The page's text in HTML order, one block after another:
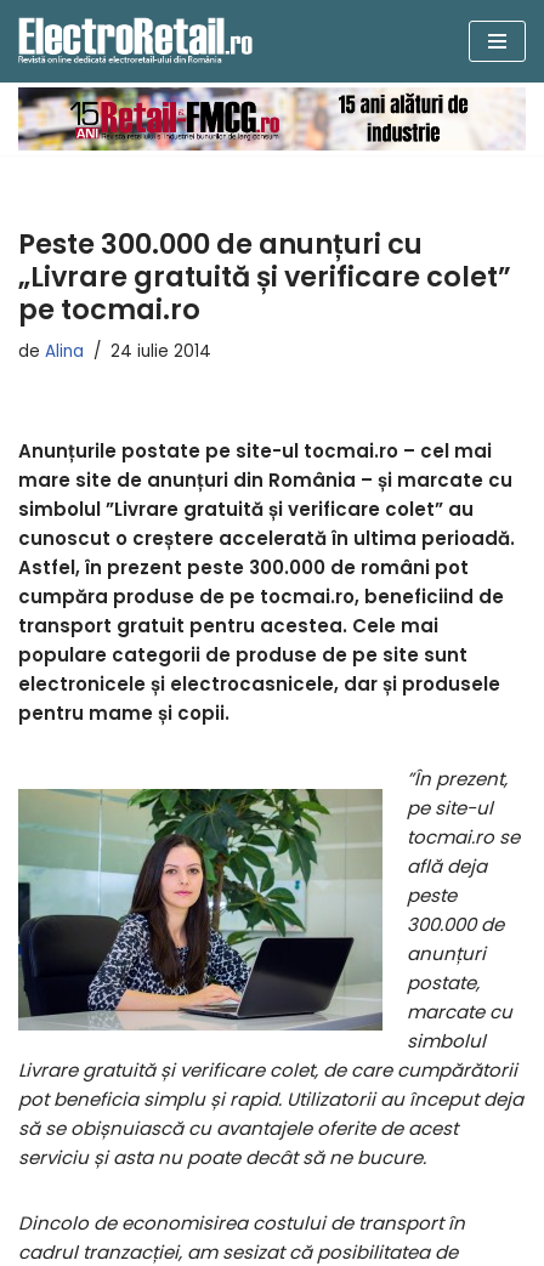
Sari
la
conținut
Peste 300.000 de anunțuri cu
„Livrare gratuită și verificare colet”
pe tocmai.ro
de Alina 24 iulie 2014
Anunțurile postate pe site-ul tocmai.ro – cel mai
mare site de anunțuri din România – și marcate cu
simbolul ”Livrare gratuită și verificare colet” au
cunoscut o creștere accelerată în ultima perioadă.
Astfel, în prezent peste 300.000 de români pot
cumpăra produse de pe tocmai.ro, beneficiind de
transport gratuit pentru acestea. Cele mai
populare categorii de produse de pe site sunt
electronicele și electrocasnicele, dar și produsele
pentru mame și copii.
”În prezent,
pe site-ul
tocmai.ro se
află deja
peste
300.000 de
anunțuri
postate,
marcate cu
simbolul
Livrare gratuită și verificare colet, de care cumpărătorii
pot beneficia simplu și rapid. Utilizatorii au început deja
să se obișnuiască cu avantajele oferite de acest
serviciu și asta nu poate decât să ne bucure.
Dincolo de economisirea costului de transport în
cadrul tranzacției, am sesizat că posibilitatea de